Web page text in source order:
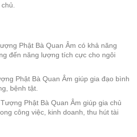
Phật Bà Quan Âm có khả năng
đến năng lượng tích cực cho ngôi
Phật Bà Quan Âm giúp gia đạo bình
bệnh tật.
Tượng Phật Bà Quan Âm giúp gia chủ
công việc, kinh doanh, thu hút tài